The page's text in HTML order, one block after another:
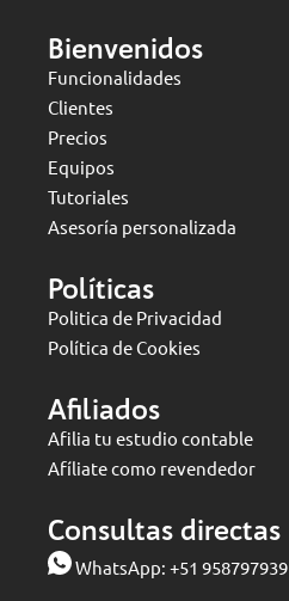
Bienvenidos
Funcionalidades
Clientes
Precios
Equipos
Tutoriales
Asesoría personalizada
Políticas
Politica de Privacidad
Política de Cookies
Afiliados
Afilia tu estudio contable
Afíliate como revendedor
Consultas directas
WhatsApp: +51 958797939